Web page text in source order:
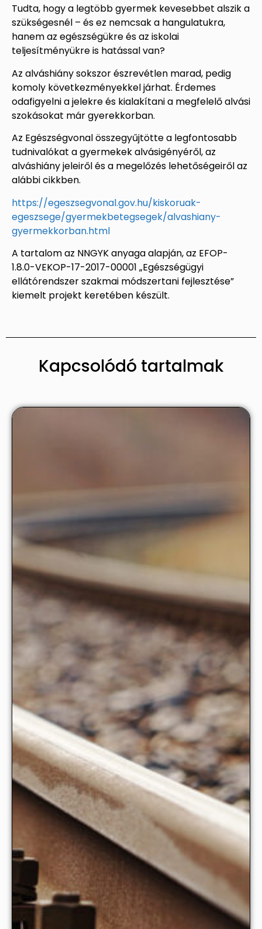
Tudta, hogy a legtöbb gyermek kevesebbet alszik a
szükségesnél – és ez nemcsak a hangulatukra,
hanem az egészségükre és az iskolai
teljesítményükre is hatással van?
Az alváshiány sokszor észrevétlen marad, pedig
komoly következményekkel járhat. Érdemes
odafigyelni a jelekre és kialakítani a megfelelő alvási
szokásokat már gyerekkorban.
Az Egészségvonal összegyűjtötte a legfontosabb
tudnivalókat a gyermekek alvásigényéről, az
alváshiány jeleiről és a megelőzés lehetőségeiről az
alábbi cikkben.
https://egeszsegvonal.gov.hu/kiskoruak-
egeszsege/gyermekbetegsegek/alvashiany-
gyermekkorban.html
A tartalom az NNGYK anyaga alapján, az EFOP-
1.8.0-VEKOP-17-2017-00001 „Egészségügyi
ellátórendszer szakmai módszertani fejlesztése”
kiemelt projekt keretében készült.
Kapcsolódó tartalmak